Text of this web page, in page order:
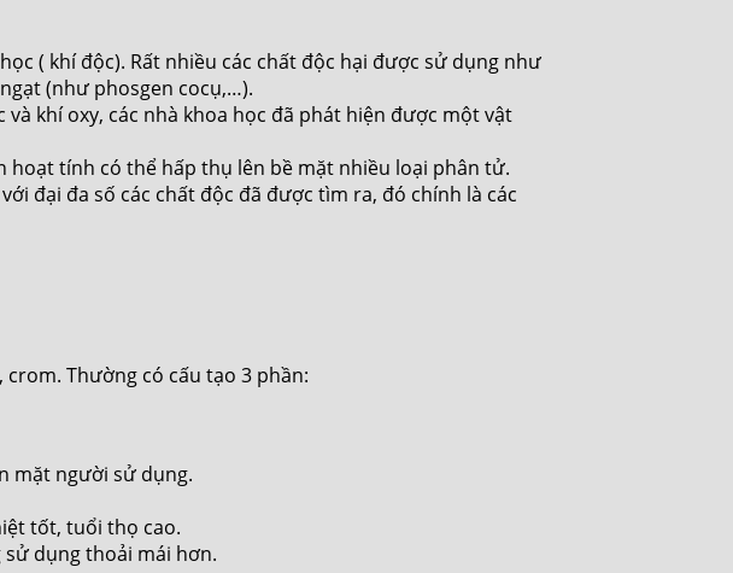
( khí độc). Rất nhiều các chất độc hại được sử dụng như
(như phosgen cocụ,…).
khí oxy, các nhà khoa học đã phát hiện được một vật
tính có thể hấp thụ lên bề mặt nhiều loại phân tử.
đại đa số các chất độc đã được tìm ra, đó chính là các
Thường có cấu tạo 3 phần:
mặt người sử dụng.
tốt, tuổi thọ cao.
dụng thoải mái hơn.